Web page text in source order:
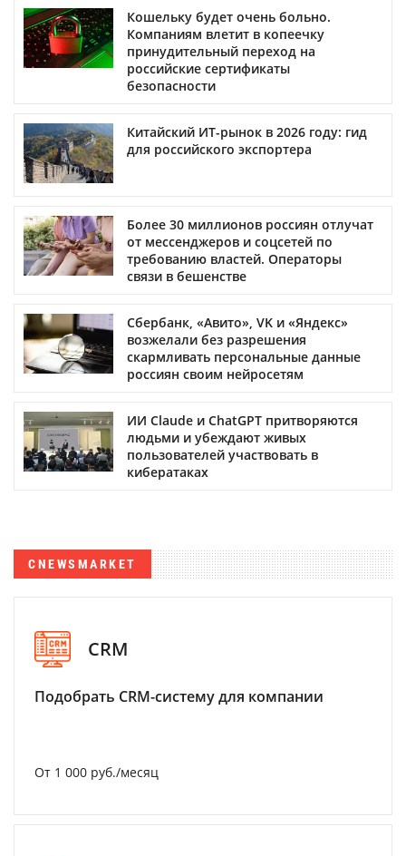
Кошельку будет очень больно.
Компаниям влетит в копеечку
принудительный переход на
российские сертификаты
безопасности
Китайский ИТ-рынок в 2026 году: гид
для российского экспортера
Более 30 миллионов россиян отлучат
от мессенджеров и соцсетей по
требованию властей. Операторы
связи в бешенстве
Сбербанк, «Авито», VK и «Яндекс»
возжелали без разрешения
скармливать персональные данные
россиян своим нейросетям
ИИ Claude и ChatGPT притворяются
людьми и убеждают живых
пользователей участвовать в
кибератаках
CNEWSMARKET
CRM
Подобрать CRM-систему для компании
От 1 000 руб./месяц